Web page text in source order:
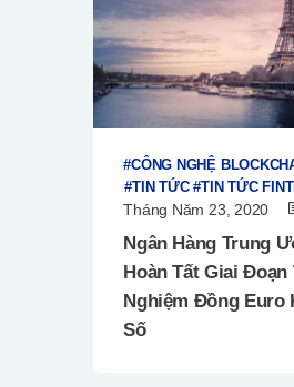
CÔNG NGHỆ
TIN TỨC
TIN TỨC
Tháng Năm 23, 2020
Ngân Hàng Trung
Hoàn Tất Giai Đoạn
Nghiệm Đồng Euro
Số